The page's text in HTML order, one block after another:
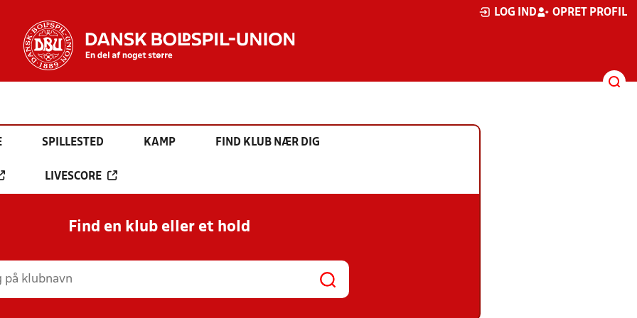
LOG IND OPRET PROFIL
SPILLESTED KAMP FIND KLUB NÆR DIG
LIVESCORE
Find en klub eller et hold